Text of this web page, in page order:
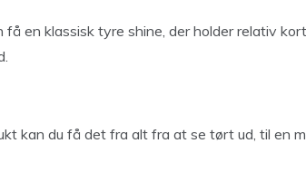
en klassisk tyre shine, der holder relativ
kan du få det fra alt fra at se tørt ud, til en